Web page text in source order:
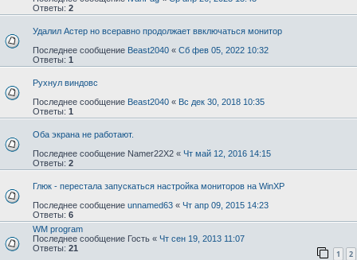
Ответы: 2
Удалил Астер но всеравно продолжает ввключаться монитор
Последнее сообщение Beast2040 « Сб фев 05, 2022 10:32
Ответы: 1
Рухнул виндовс
Последнее сообщение Beast2040 « Вс дек 30, 2018 10:35
Ответы: 1
Оба экрана не работают.
Последнее сообщение Namer22X2 « Чт май 12, 2016 14:15
Ответы: 2
Глюк - перестала запускаться настройка мониторов на WinXP
Последнее сообщение unnamed63 « Чт апр 09, 2015 14:23
Ответы: 6
WM program
Последнее сообщение Гость « Чт сен 19, 2013 11:07
Ответы: 21
1 2